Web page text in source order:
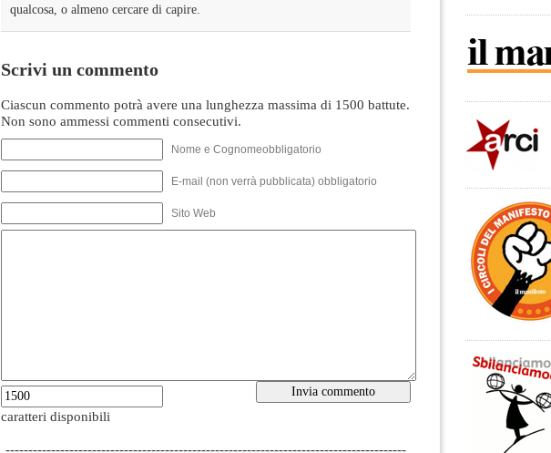
qualcosa, o almeno cercare di capire.
Scrivi un commento
Ciascun commento potrà avere una lunghezza massima di 1500 battute.
Non sono ammessi commenti consecutivi.
Nome e Cognomeobbligatorio
E-mail (non verrà pubblicata) obbligatorio
Sito Web
caratteri disponibili
----------------------------------------------------------------------------------------